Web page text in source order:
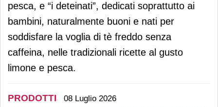
pesca, e “i deteinati”, dedicati soprattutto ai
bambini, naturalmente buoni e nati per
soddisfare la voglia di tè freddo senza
caffeina, nelle tradizionali ricette al gusto
limone e pesca.
PRODOTTI 08 Luglio 2026